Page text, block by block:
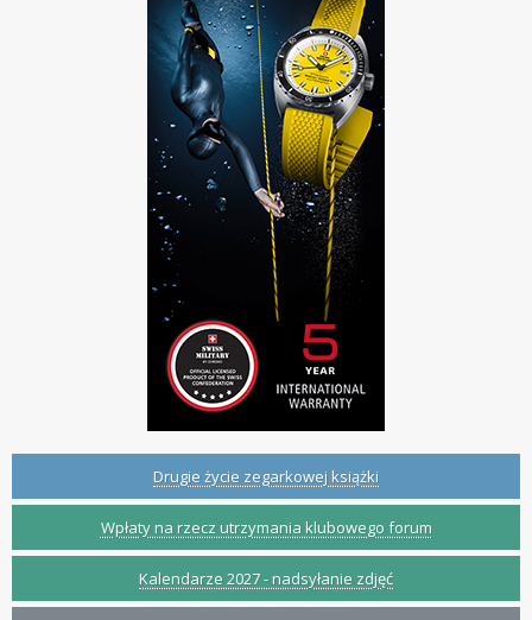
Drugie życie zegarkowej książki
Wpłaty na rzecz utrzymania klubowego forum
Kalendarze 2027 - nadsyłanie zdjęć